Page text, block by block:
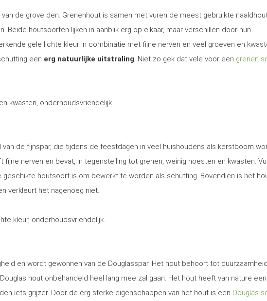
de grove den. Grenenhout is samen met vuren de meest gebruikte
Beide houtsoorten lijken in aanblik erg op elkaar, maar verschillen door hun
gele lichte kleur in combinatie met fijne nerven en veel groeven en
een erg natuurlijke uitstraling. Niet zo gek dat vele voor een grenen
kwasten, onderhoudsvriendelijk.
de fijnspar, die tijdens de feestdagen in veel huishoudens als kerstboom
fijne nerven en bevat, in tegenstelling tot grenen, weinig noesten en kwasten.
houtsoort is om bewerkt te worden als schutting. Bovendien is het
verkleurt het nagenoeg niet.
kleur, onderhoudsvriendelijk.
en wordt gewonnen van de Douglasspar. Het hout behoort tot
hout onbehandeld heel lang mee zal gaan. Het hout heeft van nature
iets grijzer. Door de erg sterke eigenschappen van het hout is een Douglas